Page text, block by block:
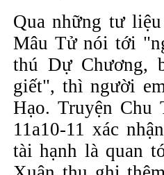
Qua những tư
Mâu Tử nói tới
thú Dự Chương,
giết", thì người
Hạo. Truyện Chu
11a10-11 xác
tài hạnh là quan